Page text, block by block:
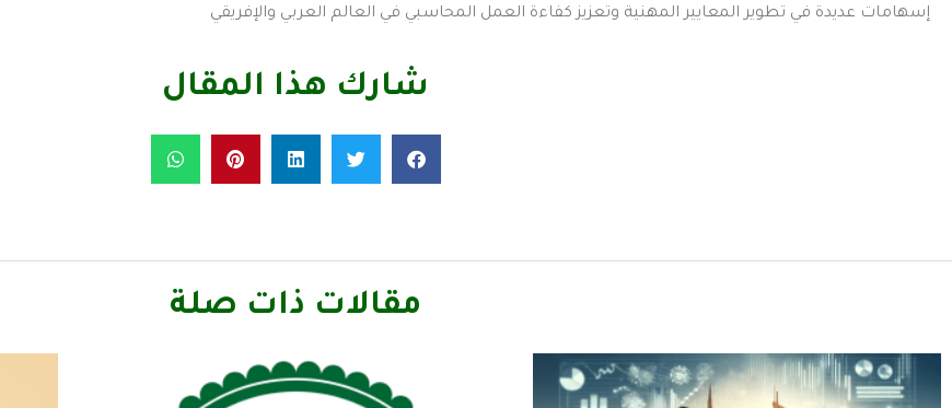
إسهامات عديدة في تطوير المعايير المهنية وتعزيز كفاءة العمل المحاسبي في العالم العربي والإفريقي
شارك هذا المقال
مقالات ذات صلة